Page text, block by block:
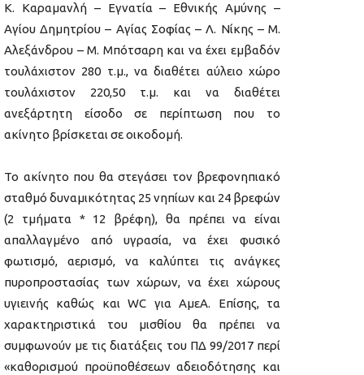
Κ. Καραμανλή – Εγνατία – Εθνικής Αμύνης –
Αγίου Δημητρίου – Αγίας Σοφίας – Λ. Νίκης – Μ.
Αλεξάνδρου – Μ. Μπότσαρη και να έχει εμβαδόν
τουλάχιστον 280 τ.μ., να διαθέτει αύλειο χώρο
τουλάχιστον 220,50 τ.μ. και να διαθέτει
ανεξάρτητη είσοδο σε περίπτωση που το
ακίνητο βρίσκεται σε οικοδομή.
Το ακίνητο που θα στεγάσει τον βρεφονηπιακό
σταθμό δυναμικότητας 25 νηπίων και 24 βρεφών
(2 τμήματα * 12 βρέφη), θα πρέπει να είναι
απαλλαγμένο από υγρασία, να έχει φυσικό
φωτισμό, αερισμό, να καλύπτει τις ανάγκες
πυροπροστασίας των χώρων, να έχει χώρους
υγιεινής καθώς και WC για ΑμεΑ. Επίσης, τα
χαρακτηριστικά του μισθίου θα πρέπει να
συμφωνούν με τις διατάξεις του ΠΔ 99/2017 περί
«καθορισμού προϋποθέσεων αδειοδότησης και